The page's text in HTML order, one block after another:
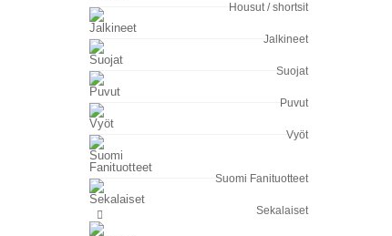
Housut / shortsit
Jalkineet
Suojat
Puvut
Vyöt
Suomi Fanituotteet
Sekalaiset